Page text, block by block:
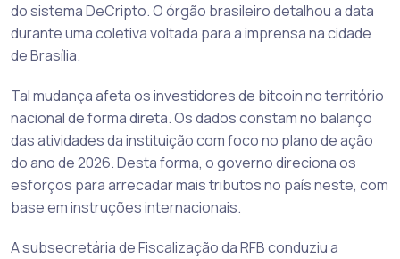
do sistema DeCripto. O órgão brasileiro detalhou a data
durante uma coletiva voltada para a imprensa na cidade
de Brasília.
Tal mudança afeta os investidores de bitcoin no território
nacional de forma direta. Os dados constam no balanço
das atividades da instituição com foco no plano de ação
do ano de 2026. Desta forma, o governo direciona os
esforços para arrecadar mais tributos no país neste, com
base em instruções internacionais.
A subsecretária de Fiscalização da RFB conduziu a